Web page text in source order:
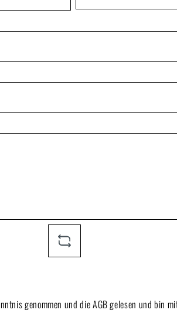
genommen und dieAGBgelesen und bin